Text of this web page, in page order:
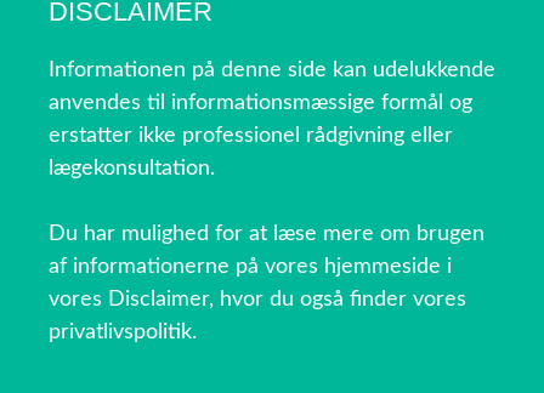
DISCLAIMER
Informationen på denne side kan udelukkende
anvendes til informationsmæssige formål og
erstatter ikke professionel rådgivning eller
lægekonsultation.
Du har mulighed for at læse mere om brugen
af informationerne på vores hjemmeside i
vores Disclaimer, hvor du også finder vores
privatlivspolitik.